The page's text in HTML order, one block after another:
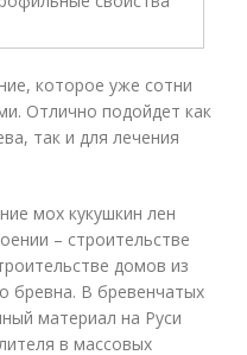
которое уже сотни
Отлично подойдет как
так и для лечения
мох кукушкин лен
– строительстве
домов из
бревна. В бревенчатых
материал на Руси
в массовых